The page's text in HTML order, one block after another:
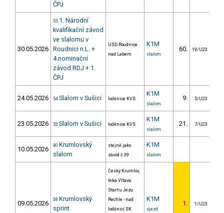
ČPJ
30.05.2026
55 1. Národní
kvalifikační závod
ve slalomu v
Roudnici n.L. +
4.nominační
závod RDJ + 1.
ČPJ
USD Roudnice
nad Labem
K1M
slalom
60. 19/U23
24.05.2026 54 Slalom v Sušici loděnice KVS
K1M
slalom
9. 5/U23
23.05.2026 53 Slalom v Sušici loděnice KVS
K1M
slalom
21. 7/U23
10.05.2026 40 Krumlovský
slalom
stejně jako
závod č.39
K1M
slalom
09.05.2026 38 Krumlovský
sprint
Český Krumlov,
řeka Vltava.
Start u Jezu
Rechle - nad
loděnicí SK
K1M
sjezd
1. 1/U23